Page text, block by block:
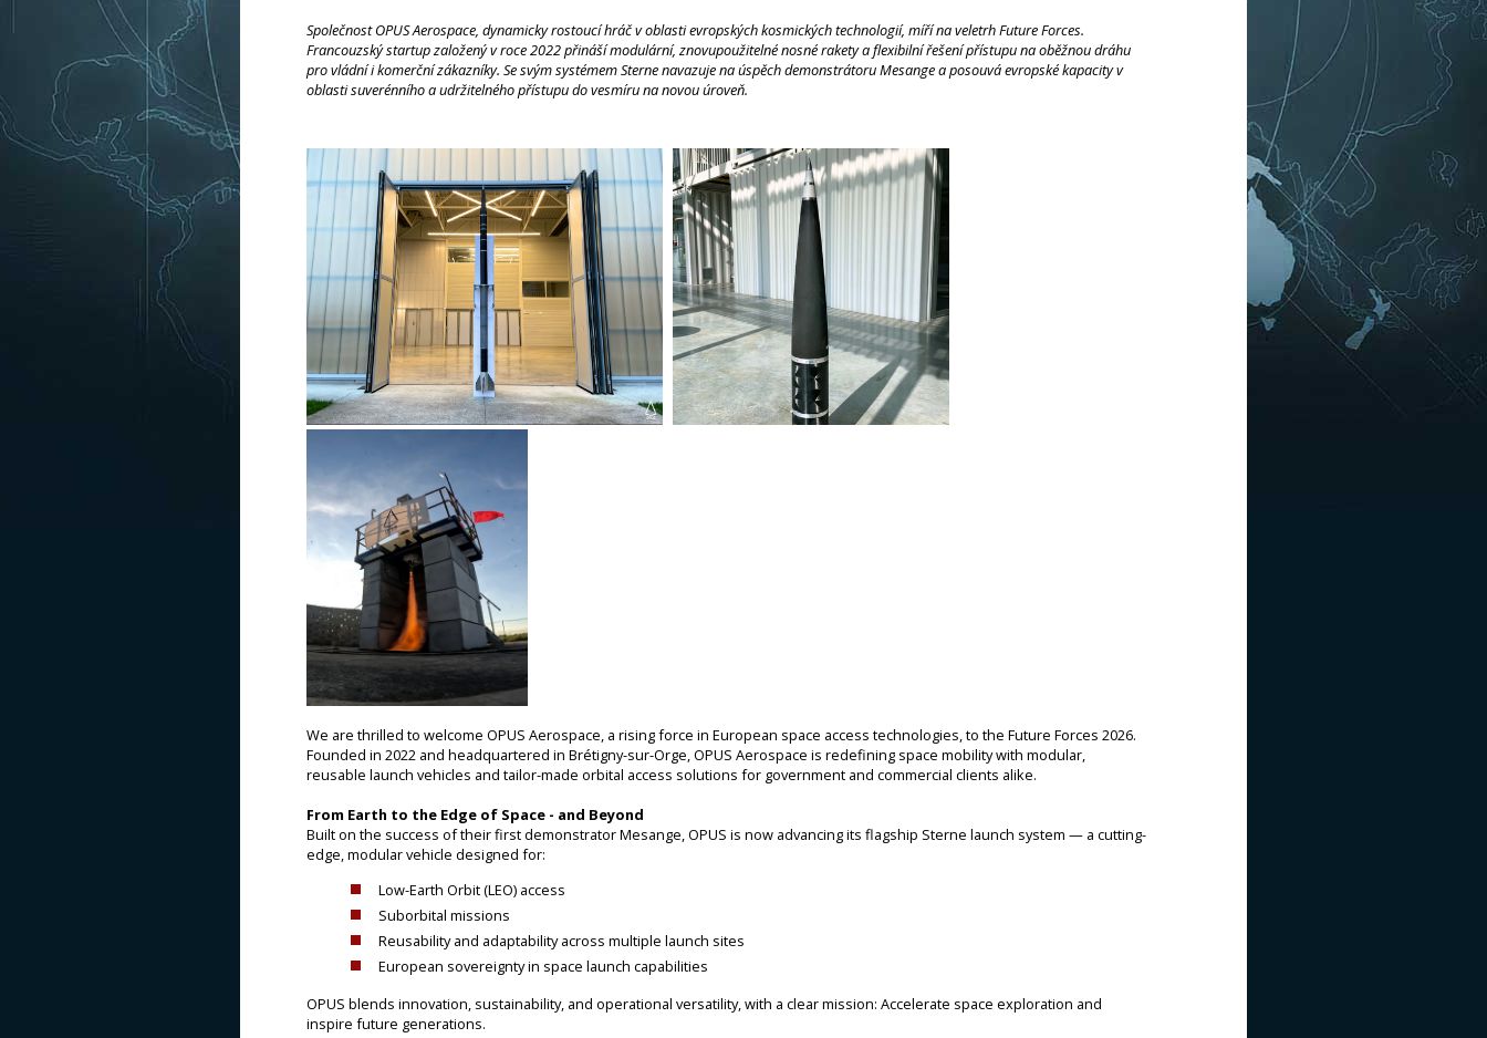
Společnost OPUS Aerospace, dynamicky rostoucí hráč v oblasti evropských kosmických technologií, míří na veletrh Future Forces.
Francouzský startup založený v roce 2022 přináší modulární, znovupoužitelné nosné rakety a flexibilní řešení přístupu na oběžnou dráhu
pro vládní i komerční zákazníky. Se svým systémem Sterne navazuje na úspěch demonstrátoru Mesange a posouvá evropské kapacity v
oblasti suverénního a udržitelného přístupu do vesmíru na novou úroveň.
We are thrilled to welcome OPUS Aerospace, a rising force in European space access technologies, to the Future Forces 2026.
Founded in 2022 and headquartered in Brétigny-sur-Orge, OPUS Aerospace is redefining space mobility with modular,
reusable launch vehicles and tailor-made orbital access solutions for government and commercial clients alike.
From Earth to the Edge of Space - and Beyond
Built on the success of their first demonstrator Mesange, OPUS is now advancing its flagship Sterne launch system — a cutting-
edge, modular vehicle designed for:
Low-Earth Orbit (LEO) access
Suborbital missions
Reusability and adaptability across multiple launch sites
European sovereignty in space launch capabilities
OPUS blends innovation, sustainability, and operational versatility, with a clear mission: Accelerate space exploration and
inspire future generations.